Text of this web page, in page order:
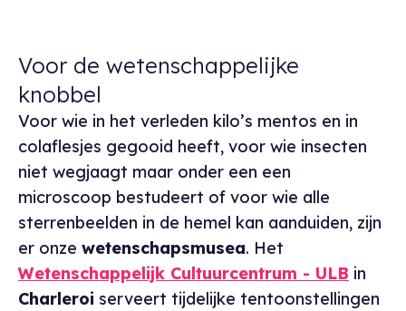
Voor de wetenschappelijke
knobbel
Voor wie in het verleden kilo’s mentos en in
colaflesjes gegooid heeft, voor wie insecten
niet wegjaagt maar onder een een
microscoop bestudeert of voor wie alle
sterrenbeelden in de hemel kan aanduiden, zijn
er onze wetenschapsmusea. Het
Wetenschappelijk Cultuurcentrum - ULB in
Charleroi serveert tijdelijke tentoonstellingen